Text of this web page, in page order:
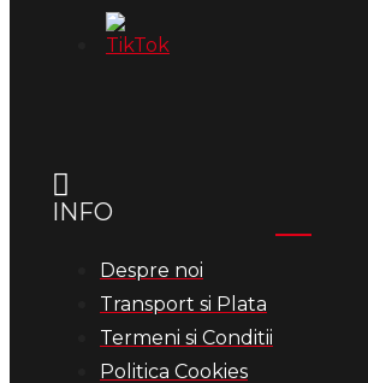
INFO
Despre noi
Transport si Plata
Termeni si Conditii
Politica Cookies